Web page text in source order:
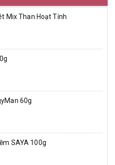
Mix Than Hoạt Tính
60g
SAYA 100g